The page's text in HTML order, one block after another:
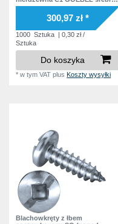
warstwa soczewkowy
czworokąt wewnątrz Podkładka
300,97 zł *
1000 Sztuka | 0,30 zł /
Sztuka
Do koszyka
*w tym VAT plusKoszty wysyłki
Blachowkręty z łbem